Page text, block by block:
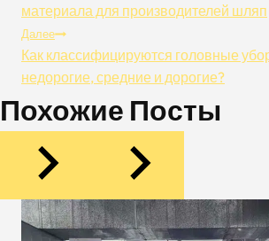
По
Записям
материала для производителей шляп
Далее
Как классифицируются головные
недорогие, средние и дорогие?
Похожие Посты